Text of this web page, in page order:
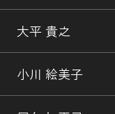
大平 貴之
小川 絵美子